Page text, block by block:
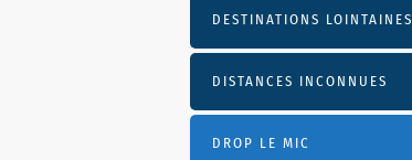
DESTINATIONS LOINTAINES
DISTANCES INCONNUES
DROP LE MIC